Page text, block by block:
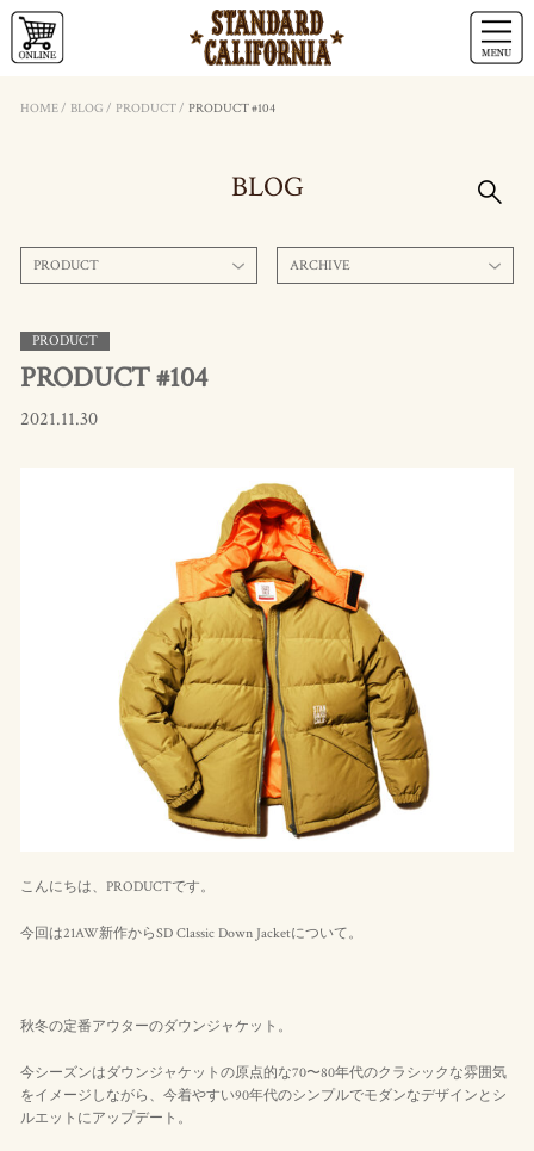
HOME/ BLOG / PRODUCT/ PRODUCT #104
BLOG
PRODUCT ARCHIVE
PRODUCT
PRODUCT #104
2021.11.30
こんにちは、PRODUCTです。
今回は21AW新作からSD Classic Down Jacketについて。
秋冬の定番アウターのダウンジャケット。
今シーズンはダウンジャケットの原点的な70〜80年代のクラシックな雰囲気
をイメージしながら、今着やすい90年代のシンプルでモダンなデザインとシ
ルエットにアップデート。